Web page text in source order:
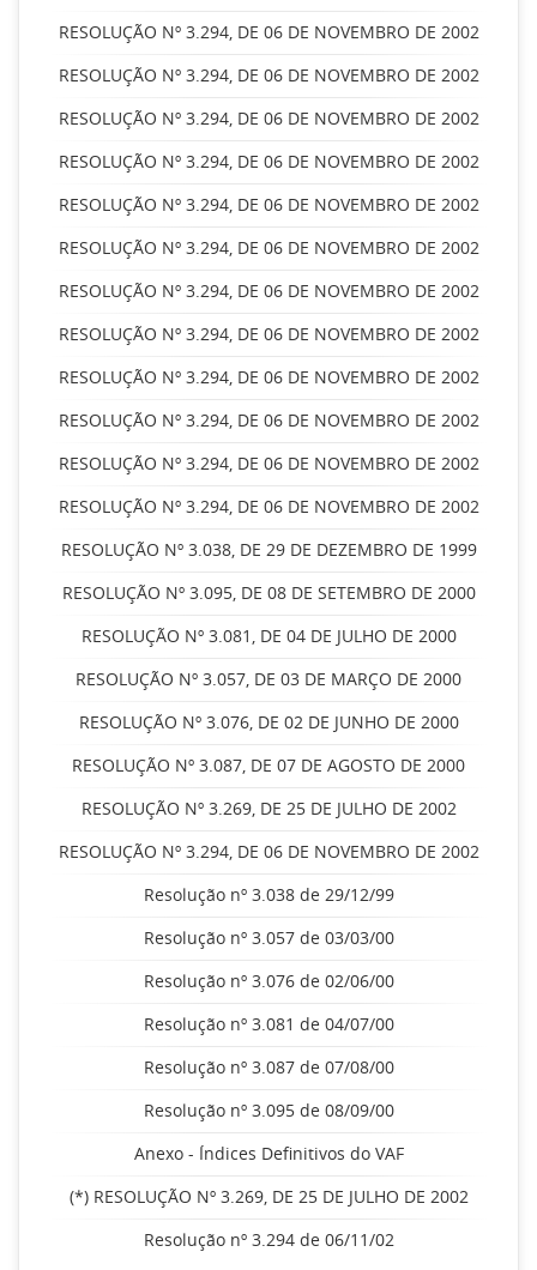
RESOLUÇÃO Nº 3.294, DE 06 DE NOVEMBRO DE 2002
RESOLUÇÃO Nº 3.294, DE 06 DE NOVEMBRO DE 2002
RESOLUÇÃO Nº 3.294, DE 06 DE NOVEMBRO DE 2002
RESOLUÇÃO Nº 3.294, DE 06 DE NOVEMBRO DE 2002
RESOLUÇÃO Nº 3.294, DE 06 DE NOVEMBRO DE 2002
RESOLUÇÃO Nº 3.294, DE 06 DE NOVEMBRO DE 2002
RESOLUÇÃO Nº 3.294, DE 06 DE NOVEMBRO DE 2002
RESOLUÇÃO Nº 3.294, DE 06 DE NOVEMBRO DE 2002
RESOLUÇÃO Nº 3.294, DE 06 DE NOVEMBRO DE 2002
RESOLUÇÃO Nº 3.294, DE 06 DE NOVEMBRO DE 2002
RESOLUÇÃO Nº 3.294, DE 06 DE NOVEMBRO DE 2002
RESOLUÇÃO Nº 3.294, DE 06 DE NOVEMBRO DE 2002
RESOLUÇÃO Nº 3.038, DE 29 DE DEZEMBRO DE 1999
RESOLUÇÃO Nº 3.095, DE 08 DE SETEMBRO DE 2000
RESOLUÇÃO Nº 3.081, DE 04 DE JULHO DE 2000
RESOLUÇÃO Nº 3.057, DE 03 DE MARÇO DE 2000
RESOLUÇÃO Nº 3.076, DE 02 DE JUNHO DE 2000
RESOLUÇÃO Nº 3.087, DE 07 DE AGOSTO DE 2000
RESOLUÇÃO Nº 3.269, DE 25 DE JULHO DE 2002
RESOLUÇÃO Nº 3.294, DE 06 DE NOVEMBRO DE 2002
Resolução nº 3.038 de 29/12/99
Resolução nº 3.057 de 03/03/00
Resolução nº 3.076 de 02/06/00
Resolução nº 3.081 de 04/07/00
Resolução nº 3.087 de 07/08/00
Resolução nº 3.095 de 08/09/00
Anexo - Índices Definitivos do VAF
(*) RESOLUÇÃO Nº 3.269, DE 25 DE JULHO DE 2002
Resolução nº 3.294 de 06/11/02